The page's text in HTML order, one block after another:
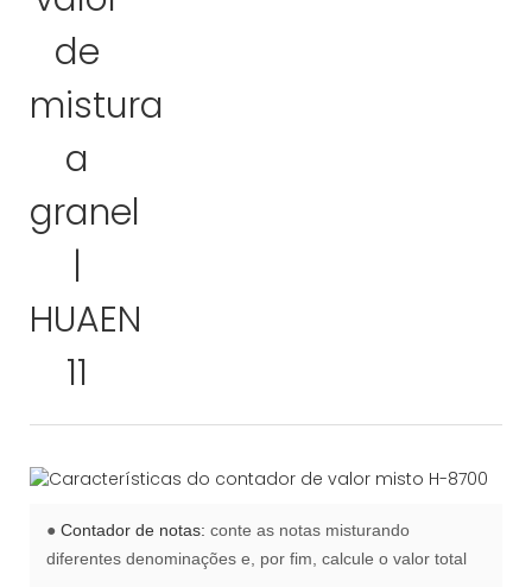
● Contador de notas: conte as notas misturando
diferentes denominações e, por fim, calcule o valor total